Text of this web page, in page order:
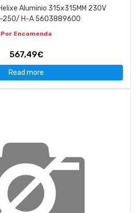
Aluminio 315x315MM 230V
250/ H-A 5603889600
Por Encomenda
567,49€
Read more